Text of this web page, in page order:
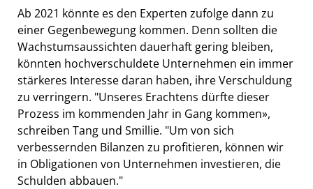
Ab 2021 könnte es den Experten zufolge dann zu
einer Gegenbewegung kommen. Denn sollten die
Wachstumsaussichten dauerhaft gering bleiben,
könnten hochverschuldete Unternehmen ein immer
stärkeres Interesse daran haben, ihre Verschuldung
zu verringern. "Unseres Erachtens dürfte dieser
Prozess im kommenden Jahr in Gang kommen»,
schreiben Tang und Smillie. "Um von sich
verbessernden Bilanzen zu profitieren, können wir
in Obligationen von Unternehmen investieren, die
Schulden abbauen."